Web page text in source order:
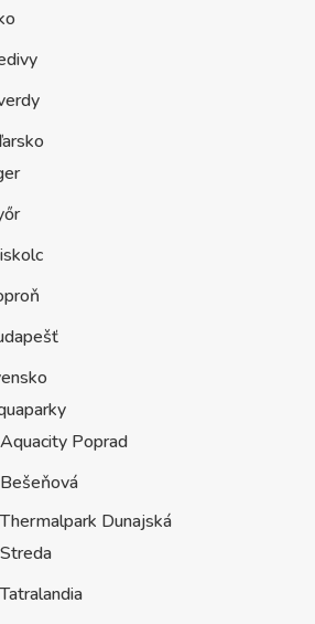
Aquacity Poprad
Bešeňová
Thermalpark Dunajská
Streda
Tatralandia